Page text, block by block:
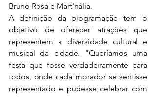
Bruno Rosa e Mart'nália.
A definição da programação tem o
objetivo de oferecer atrações que
representem a diversidade cultural e
musical da cidade. "Queríamos uma
festa que fosse verdadeiramente para
todos, onde cada morador se sentisse
representado e pudesse celebrar com